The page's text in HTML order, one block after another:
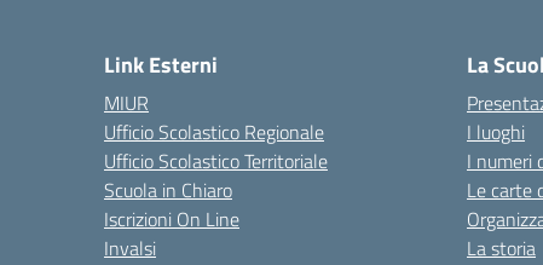
Link Esterni
MIUR
Ufficio Scolastico Regionale
Ufficio Scolastico Territoriale
Scuola in Chiaro
Iscrizioni On Line
Invalsi
La
I luoghi
I numeri
Le carte
La storia